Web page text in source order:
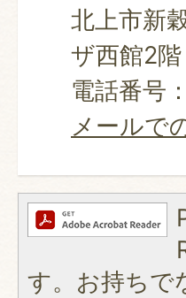
北上市新
ザ西館2
電話番号
メールで
す。お持ちで